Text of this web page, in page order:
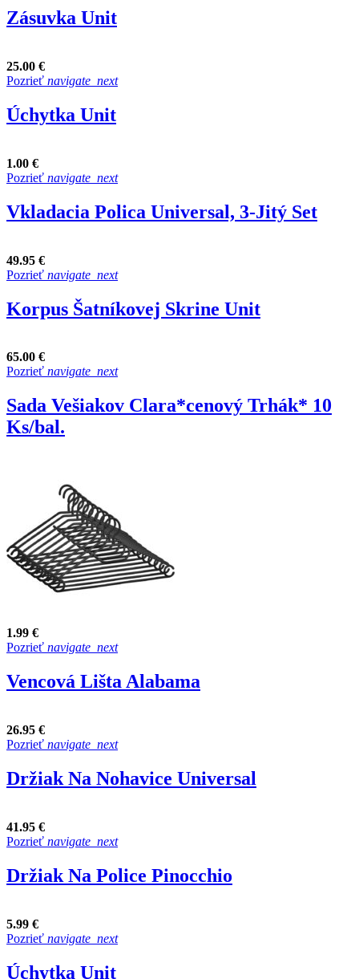
Zásuvka Unit
25.00 €
Pozrieť navigate_next
Úchytka Unit
1.00 €
Pozrieť navigate_next
Vkladacia Polica Universal, 3-Jitý Set
49.95 €
Pozrieť navigate_next
Korpus Šatníkovej Skrine Unit
65.00 €
Pozrieť navigate_next
Sada Vešiakov Clara*cenový Trhák* 10
Ks/bal.
1.99 €
Pozrieť navigate_next
Vencová Lišta Alabama
26.95 €
Pozrieť navigate_next
Držiak Na Nohavice Universal
41.95 €
Pozrieť navigate_next
Držiak Na Police Pinocchio
5.99 €
Pozrieť navigate_next
Úchytka Unit